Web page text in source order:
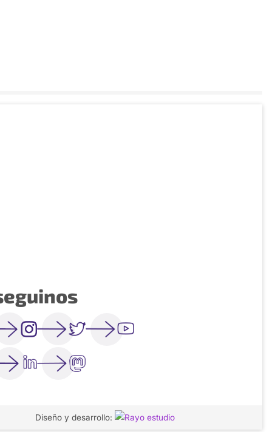
Diseño y desarrollo: